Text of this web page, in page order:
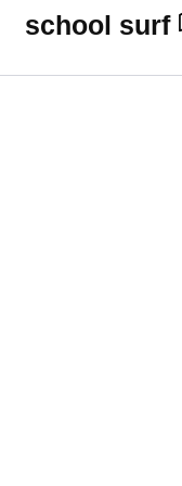
school surf